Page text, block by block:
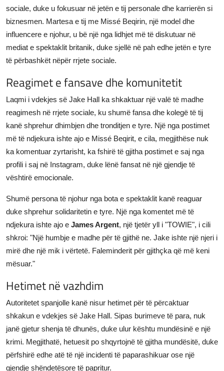
sociale, duke u fokusuar në jetën e tij personale dhe karrierën si
biznesmen. Martesa e tij me Missé Beqirin, një model dhe
influencere e njohur, u bë një nga lidhjet më të diskutuar në
mediat e spektaklit britanik, duke sjellë në pah edhe jetën e tyre
të përbashkët nëpër rrjete sociale.
Reagimet e fansave dhe komunitetit
Laqmi i vdekjes së Jake Hall ka shkaktuar një valë të madhe
reagimesh në rrjete sociale, ku shumë fansa dhe kolegë të tij
kanë shprehur dhimbjen dhe tronditjen e tyre. Një nga postimet
më të ndjekura ishte ajo e Missé Beqirit, e cila, megjithëse nuk
ka komentuar zyrtarisht, ka fshirë të gjitha postimet e saj nga
profili i saj në Instagram, duke lënë fansat në një gjendje të
vështirë emocionale.
Shumë persona të njohur nga bota e spektaklit kanë reaguar
duke shprehur solidaritetin e tyre. Një nga komentet më të
ndjekura ishte ajo e James Argent, një tjetër yll i "TOWIE", i cili
shkroi: "Një humbje e madhe për të gjithë ne. Jake ishte një njeri i
mirë dhe një mik i vërtetë. Faleminderit për gjithçka që më keni
mësuar."
Hetimet në vazhdim
Autoritetet spanjolle kanë nisur hetimet për të përcaktuar
shkakun e vdekjes së Jake Hall. Sipas burimeve të para, nuk
janë gjetur shenja të dhunës, duke ulur kështu mundësinë e një
krimi. Megjithatë, hetuesit po shqyrtojnë të gjitha mundësitë, duke
përfshirë edhe atë të një incidenti të paparashikuar ose një
gjendje shëndetësore të papritur.